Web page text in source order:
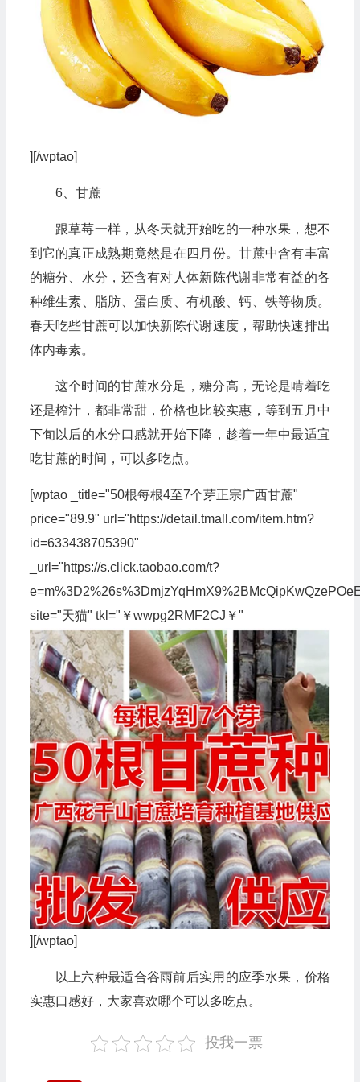
][/wptao]
6、甘蔗
跟草莓一样，从冬天就开始吃的一种水果，想不
到它的真正成熟期竟然是在四月份。甘蔗中含有丰富
的糖分、水分，还含有对人体新陈代谢非常有益的各
种维生素、脂肪、蛋白质、有机酸、钙、铁等物质。
春天吃些甘蔗可以加快新陈代谢速度，帮助快速排出
体内毒素。
这个时间的甘蔗水分足，糖分高，无论是啃着吃
还是榨汁，都非常甜，价格也比较实惠，等到五月中
下旬以后的水分口感就开始下降，趁着一年中最适宜
吃甘蔗的时间，可以多吃点。
[wptao _title="50根每根4至7个芽正宗广西甘蔗"
price="89.9" url="https://detail.tmall.com/item.htm?
id=633438705390"
_url="https://s.click.taobao.com/t?
site="天猫" tkl="￥wwpg2RMF2CJ￥"
][/wptao]
以上六种最适合谷雨前后实用的应季水果，价格
实惠口感好，大家喜欢哪个可以多吃点。
投我一票